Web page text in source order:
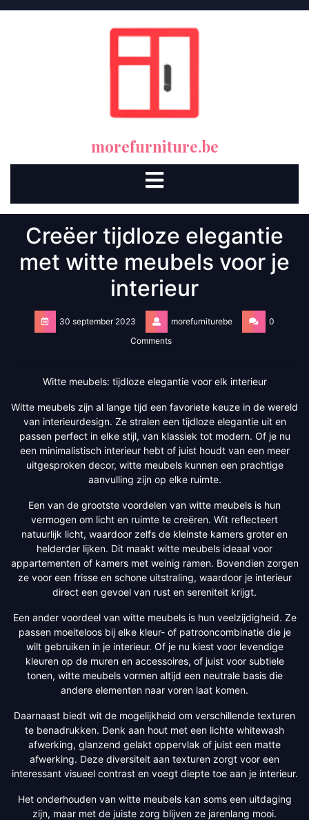
morefurniture.be
Open
Button
Creëer tijdloze elegantie
met witte meubels voor je
interieur
30 september 2023 morefurniturebe
0
Comments
Witte meubels: tijdloze elegantie voor elk interieur
Witte meubels zijn al lange tijd een favoriete keuze in de wereld
van interieurdesign. Ze stralen een tijdloze elegantie uit en
passen perfect in elke stijl, van klassiek tot modern. Of je nu
een minimalistisch interieur hebt of juist houdt van een meer
uitgesproken decor, witte meubels kunnen een prachtige
aanvulling zijn op elke ruimte.
Een van de grootste voordelen van witte meubels is hun
vermogen om licht en ruimte te creëren. Wit reflecteert
natuurlijk licht, waardoor zelfs de kleinste kamers groter en
helderder lijken. Dit maakt witte meubels ideaal voor
appartementen of kamers met weinig ramen. Bovendien zorgen
ze voor een frisse en schone uitstraling, waardoor je interieur
direct een gevoel van rust en sereniteit krijgt.
Een ander voordeel van witte meubels is hun veelzijdigheid. Ze
passen moeiteloos bij elke kleur- of patrooncombinatie die je
wilt gebruiken in je interieur. Of je nu kiest voor levendige
kleuren op de muren en accessoires, of juist voor subtiele
tonen, witte meubels vormen altijd een neutrale basis die
andere elementen naar voren laat komen.
Daarnaast biedt wit de mogelijkheid om verschillende texturen
te benadrukken. Denk aan hout met een lichte whitewash
afwerking, glanzend gelakt oppervlak of juist een matte
afwerking. Deze diversiteit aan texturen zorgt voor een
interessant visueel contrast en voegt diepte toe aan je interieur.
Het onderhouden van witte meubels kan soms een uitdaging
zijn, maar met de juiste zorg blijven ze jarenlang mooi.